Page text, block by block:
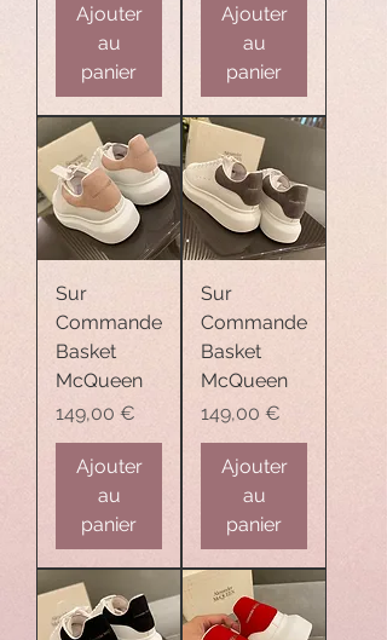
Ajouter
au
panier
Ajouter
au
panier
Sur
Commande
Basket
McQueen
Prix
149,00 €
Ajouter
au
panier
Sur
Commande
Basket
McQueen
Prix
149,00 €
Ajouter
au
panier